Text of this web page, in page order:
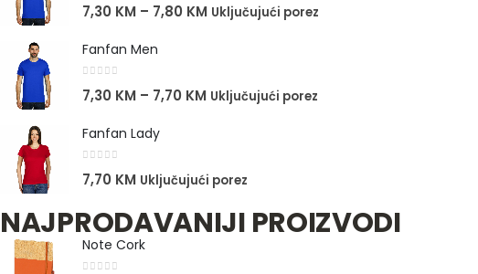
7,30 KM – 7,80 KM Uključujući porez
Fanfan Men
7,30 KM – 7,70 KM Uključujući porez
Fanfan Lady
7,70 KM Uključujući porez
NAJPRODAVANIJI PROIZVODI
Note Cork